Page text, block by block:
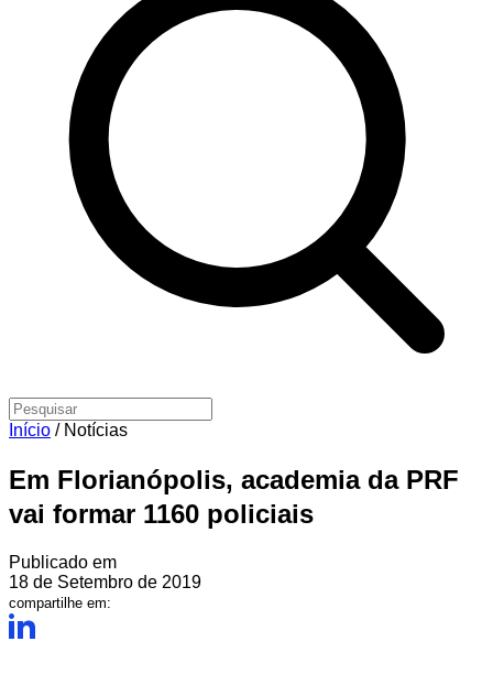
Início / Notícias
Em Florianópolis, academia da PRF
vai formar 1160 policiais
Publicado em
18 de Setembro de 2019
compartilhe em: